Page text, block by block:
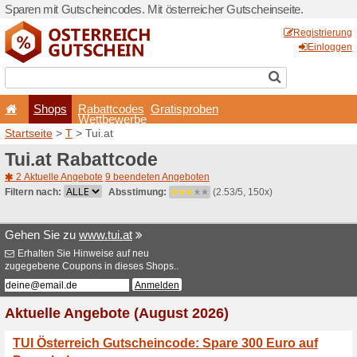
Sparen mit
Shops
Startseite>T> Tui.at